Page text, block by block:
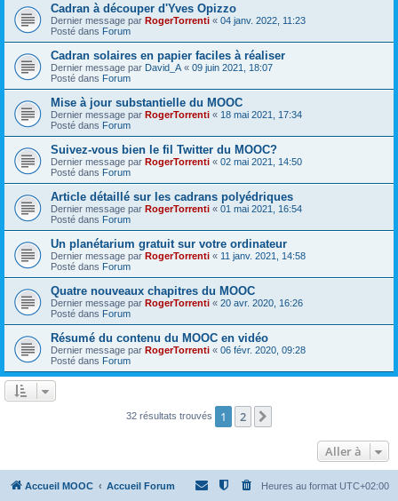
Cadran à découper d'Yves Opizzo
Dernier message par RogerTorrenti « 04 janv. 2022, 11:23
Posté dans Forum
Cadran solaires en papier faciles à réaliser
Dernier message par David_A « 09 juin 2021, 18:07
Posté dans Forum
Mise à jour substantielle du MOOC
Dernier message par RogerTorrenti « 18 mai 2021, 17:34
Posté dans Forum
Suivez-vous bien le fil Twitter du MOOC?
Dernier message par RogerTorrenti « 02 mai 2021, 14:50
Posté dans Forum
Article détaillé sur les cadrans polyédriques
Dernier message par RogerTorrenti « 01 mai 2021, 16:54
Posté dans Forum
Un planétarium gratuit sur votre ordinateur
Dernier message par RogerTorrenti « 11 janv. 2021, 14:58
Posté dans Forum
Quatre nouveaux chapitres du MOOC
Dernier message par RogerTorrenti « 20 avr. 2020, 16:26
Posté dans Forum
Résumé du contenu du MOOC en vidéo
Dernier message par RogerTorrenti « 06 févr. 2020, 09:28
Posté dans Forum
32 résultats trouvés 1 2
Aller à
Accueil MOOC Accueil Forum Heures au format UTC+02:00